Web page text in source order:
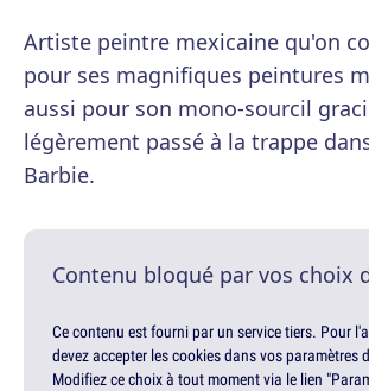
Artiste peintre mexicaine qu'on
pour ses magnifiques peintures
aussi pour son mono-sourcil
légèrement passé à la trappe
Barbie.
Contenu bloqué par vos choix
Ce contenu est fourni par un service tiers. Pour
devez accepter les cookies dans vos paramètres
Modifiez ce choix à tout moment via le lien